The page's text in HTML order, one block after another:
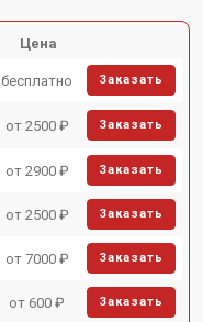
Цена
бесплатно Заказать
от 2500 ₽ Заказать
от 2900 ₽ Заказать
от 2500 ₽ Заказать
от 7000 ₽ Заказать
от 600 ₽ Заказать